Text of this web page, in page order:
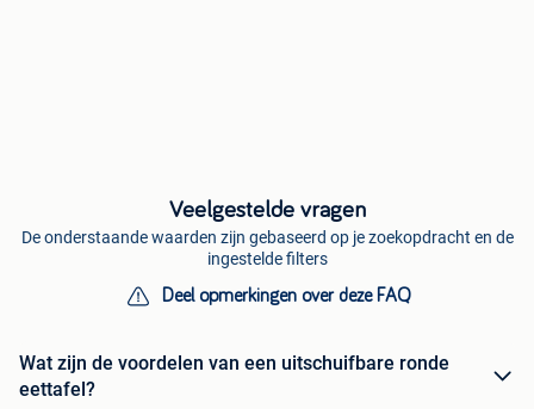
Veelgestelde vragen
De onderstaande waarden zijn gebaseerd op je zoekopdracht en de
ingestelde filters
Deel opmerkingen over deze FAQ
Wat zijn de voordelen van een uitschuifbare ronde
eettafel?